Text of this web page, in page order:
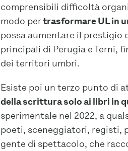
comprensibili difficoltà
modo pertrasformare UL in
possa aumentare il prestigio
principali di Perugia e Terni,
dei territori umbri.
Esiste poi un terzo punto di
della scrittura solo ai libri in
sperimentale nel 2022, a
poeti, sceneggiatori, registi,
gente di spettacolo, che